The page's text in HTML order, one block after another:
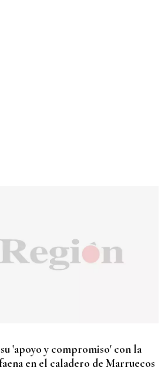
'apoyo y compromiso' con la
en el caladero de Marruecos